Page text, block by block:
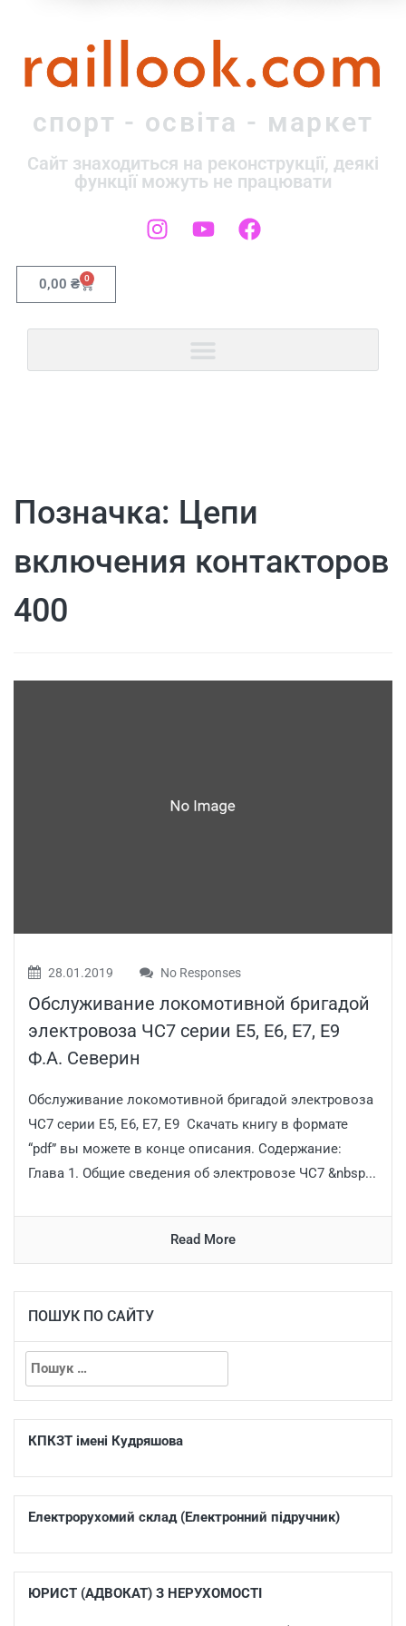
raillook.com
спорт - освіта - маркет
Сайт знаходиться на реконструкції, деякі
функції можуть не працювати
0,00 ₴ 0
Позначка: Цепи
включения контакторов
400
28.01.2019 No Responses
Обслуживание локомотивной бригадой
электровоза ЧС7 серии Е5, Е6, Е7, Е9
Ф.А. Северин
Обслуживание локомотивной бригадой электровоза
ЧС7 серии Е5, Е6, Е7, Е9 Скачать книгу в формате
“pdf” вы можете в конце описания. Содержание:
Глава 1. Общие сведения об электровозе ЧС7 &nbsp...
Read More
ПОШУК ПО САЙТУ
КПКЗТ імені Кудряшова
Електрорухомий склад (Електронний підручник)
ЮРИСТ (АДВОКАТ) З НЕРУХОМОСТІ